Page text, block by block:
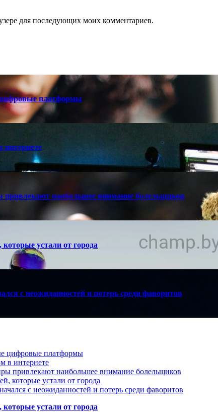
для последующих моих комментариев.
цифровые платформы
интернете
наибольшее внимание болельщиков
устали от города
с неожиданностей и потерь среди фаворитов
цифровые платформы
в интернете
привлекают наибольшее внимание болельщиков
которые устали от города
с неожиданностей и потерь среди фаворитов
устали от города